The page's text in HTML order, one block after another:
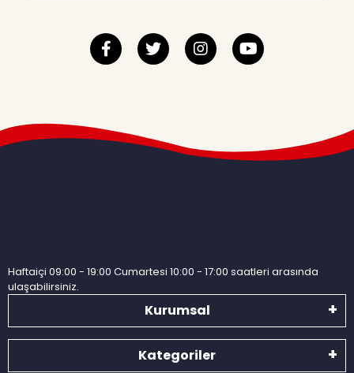
Haftaiçi 09:00 - 19:00 Cumartesi 10:00 - 17:00 saatleri arasında
ulaşabilirsiniz.
Kurumsal
Kategoriler